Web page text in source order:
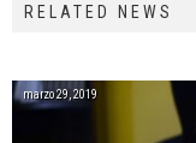
RELATED NEWS
marzo 29, 2019